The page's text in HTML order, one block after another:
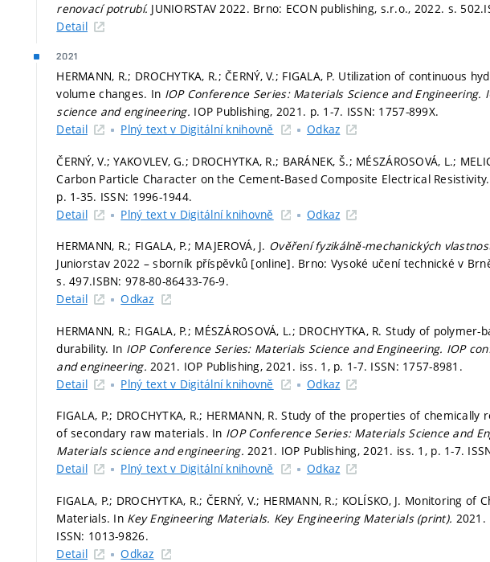
renovací potrubí. JUNIORSTAV 2022. Brno: ECON publishing, s.r.o., 2022. s. 502.
Detail
2021
HERMANN, R.; DROCHYTKA, R.; ČERNÝ, V.; FIGALA, P. Utilization of
volume changes. In IOP Conference Series: Materials Science and Engineering.
science and engineering. IOP Publishing, 2021. p. 1-7. ISSN: 1757-899X.
Detail
Plný text v Digitální knihovně Odkaz
ČERNÝ, V.; YAKOVLEV, G.; DROCHYTKA, R.; BARÁNEK, Š.; MÉSZÁROSOVÁ, L.;
Carbon Particle Character on the Cement-Based Composite Electrical Resistivity.
p. 1-35. ISSN: 1996-1944.
Detail
Plný text v Digitální knihovně Odkaz
HERMANN, R.; FIGALA, P.; MAJEROVÁ, J. Ověření fyzikálně-mechanických
Juniorstav 2022 – sborník příspěvků [online]. Brno: Vysoké učení technické v
s. 497.ISBN: 978-80-86433-76-9.
Detail
Odkaz
HERMANN, R.; FIGALA, P.; MÉSZÁROSOVÁ, L.; DROCHYTKA, R. Study of
durability. In IOP Conference Series: Materials Science and Engineering. IOP
and engineering. 2021. IOP Publishing, 2021. iss. 1, p. 1-7. ISSN: 1757-8981.
Detail
Plný text v Digitální knihovně Odkaz
FIGALA, P.; DROCHYTKA, R.; HERMANN, R. Study of the properties of
of secondary raw materials. In IOP Conference Series: Materials Science and
Materials science and engineering.2021. IOP Publishing, 2021. iss. 1, p. 1-7.
Detail
Plný text v Digitální knihovně Odkaz
FIGALA, P.; DROCHYTKA, R.; ČERNÝ, V.; HERMANN, R.; KOLÍSKO, J. Monitoring
Materials. In Key Engineering Materials. Key Engineering Materials (print). 2021.
ISSN: 1013-9826.
Detail
Odkaz